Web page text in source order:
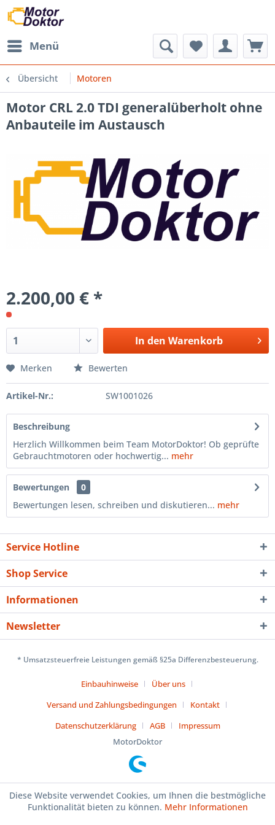
Menü
Übersicht Motoren
Motor CRL 2.0 TDI generalüberholt ohne
Anbauteile im Austausch
2.200,00 € *
In den Warenkorb
Merken Bewerten
Artikel-Nr.: SW1001026
Beschreibung
Herzlich Willkommen beim Team MotorDoktor! Ob geprüfte
Gebrauchtmotoren oder hochwertig... mehr
Bewertungen
0
Bewertungen lesen, schreiben und diskutieren... mehr
Service Hotline
Shop Service
Informationen
Newsletter
* Umsatzsteuerfreie Leistungen gemäß §25a Differenzbesteuerung.
Einbauhinweise
Über uns
Versand und Zahlungsbedingungen
Kontakt
Datenschutzerklärung
AGB
Impressum
MotorDoktor
Diese Website verwendet Cookies, um Ihnen die bestmögliche
Funktionalität bieten zu können. Mehr Informationen